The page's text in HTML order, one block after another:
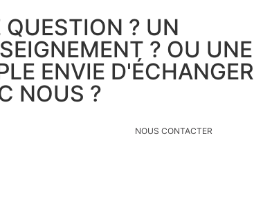
QUESTION ? UN
? OU UNE
ENVIE D'ÉCHANGER
NOUS ?
NOUS CONTACTER